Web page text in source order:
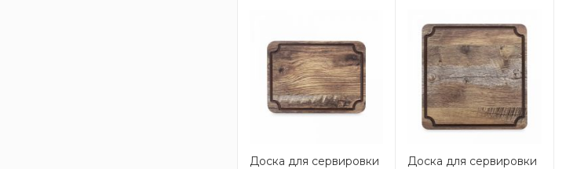
Доска для сервировки
Доска для сервировки